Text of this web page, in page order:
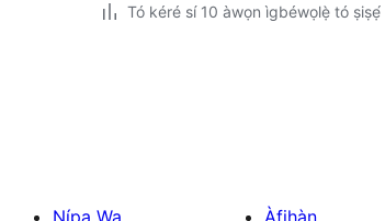
Tó kéré sí 10 àwọn ìgbéwọlẹ̀ tó ṣiṣẹ́
Nípa Wa Àfihàn